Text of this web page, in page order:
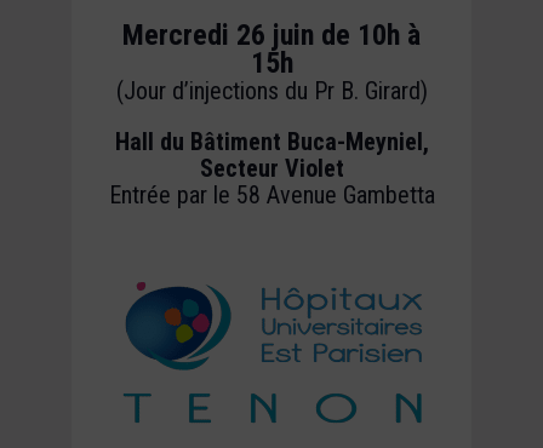
Mercredi 26 juin de 10h à
15h
(Jour d’injections du Pr B. Girard)
Hall du Bâtiment Buca-Meyniel,
Secteur Violet
Entrée par le 58 Avenue Gambetta